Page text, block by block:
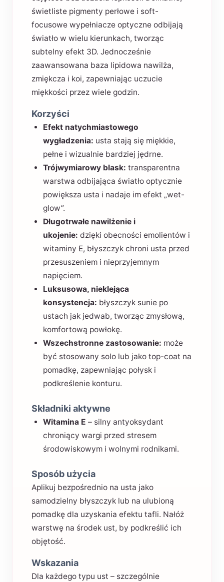
świetliste pigmenty perłowe i soft-
focusowe wypełniacze optyczne odbijają
światło w wielu kierunkach, tworząc
subtelny efekt 3D. Jednocześnie
zaawansowana baza lipidowa nawilża,
zmiękcza i koi, zapewniając uczucie
miękkości przez wiele godzin.
Korzyści
Efekt natychmiastowego
wygładzenia: usta stają się miękkie,
pełne i wizualnie bardziej jędrne.
Trójwymiarowy blask: transparentna
warstwa odbijająca światło optycznie
powiększa usta i nadaje im efekt „wet-
glow”.
Długotrwałe nawilżenie i
ukojenie: dzięki obecności emolientów i
witaminy E, błyszczyk chroni usta przed
przesuszeniem i nieprzyjemnym
napięciem.
Luksusowa, nieklejąca
konsystencja: błyszczyk sunie po
ustach jak jedwab, tworząc zmysłową,
komfortową powłokę.
Wszechstronne zastosowanie: może
być stosowany solo lub jako top-coat na
pomadkę, zapewniając połysk i
podkreślenie konturu.
Składniki aktywne
Witamina E – silny antyoksydant
chroniący wargi przed stresem
środowiskowym i wolnymi rodnikami.
Sposób użycia
Aplikuj bezpośrednio na usta jako
samodzielny błyszczyk lub na ulubioną
pomadkę dla uzyskania efektu tafli. Nałóż
warstwę na środek ust, by podkreślić ich
objętość.
Wskazania
Dla każdego typu ust – szczególnie